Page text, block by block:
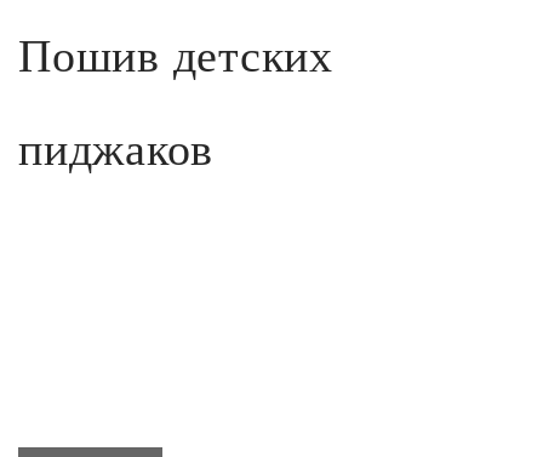
Пошив детских
пиджаков